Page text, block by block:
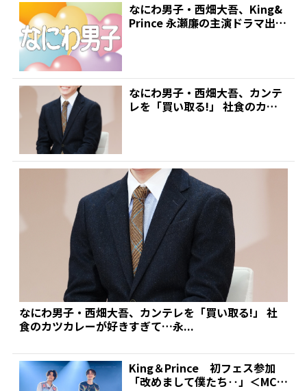
なにわ男子・西畑大吾、King&
Prince 永瀬廉の主演ドラマ出演
なにわ男子・西畑大吾、カンテ
レを「買い取る!」 社食のカツ
なにわ男子・西畑大吾、カンテレを「買い取る!」 社
食のカツカレーが好きすぎて…永...
King＆Prince 初フェス参加
「改めまして僕たち‥」＜MCた